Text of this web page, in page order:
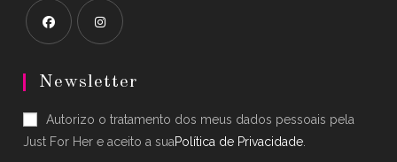
in
new
tab
in
new
tab
Newsletter
Autorizo o tratamento dos meus dados pessoais pela
Just For Her e aceito a suaPolítica de Privacidade